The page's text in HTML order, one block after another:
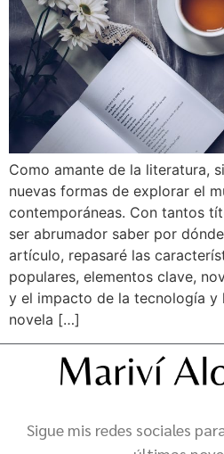
Como amante de la literatura,
nuevas formas de explorar el
contemporáneas. Con tantos
ser abrumador saber por
artículo, repasaré las
populares, elementos clave,
y el impacto de la tecnología y
novela […]
Sigue mis redes sociales